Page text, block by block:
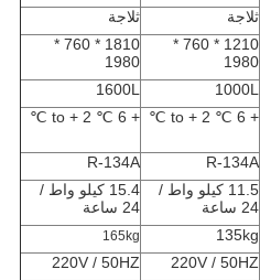
ثلاجة
ثلاجة
1210 * 760 *
1980
1810 * 760 *
1980
1000L
1600L
+ 6 ℃ to + 2 ℃
+ 6 ℃ to + 2 ℃
R-134A
R-134A
11.5 كيلو واط /
24 ساعة
15.4 كيلو واط /
24 ساعة
135kg
165kg
220V / 50HZ
220V / 50HZ